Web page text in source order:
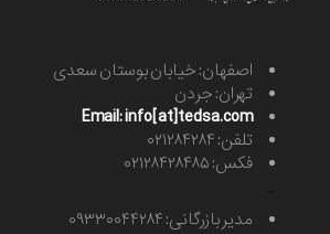
اصفهان: خیابان بوستان سعدی
تهران: جردن
Email: info[at]tedsa.com
تلفن: ۰۲۱۲۸۴۲۸۴
فکس: ۰۲۱۲۸۴۲۸۴۸۵
مدیر بازرگانی: ۰۹۳۳۰۰۴۴۲۸۴